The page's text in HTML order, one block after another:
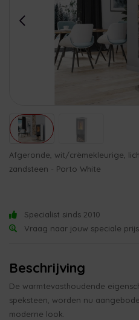
Afgeronde, wit/crèmekleurige,
zandsteen - Porto White
Specialist sinds 2010
Vraag naar jouw speciale
Beschrijving
De warmtevasthoudende
speksteen, worden nu
moderne look.